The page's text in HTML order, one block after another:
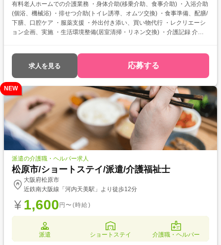
有料老人ホームでの介護業務 ・身体介助(移乗介助、食事介助) ・入浴介助
(個浴、機械浴) ・排せつ介助(トイレ誘導、オムツ交換) ・食事準備、配膳/
下膳、口腔ケア ・服薬支援 ・外出付き添い、買い物代行 ・レクリエーシ
ョン企画、実施 ・生活環境整備(居室清掃・リネン交換) ・介護記録 介護
経験の施設で働きたい) ・対人スキルアップ (幅広20代～60代活躍中の職
場でコミュニケーション力を磨きたい)
求人を見る 応募する
NEW
派遣の介護職・ヘルパー求人
松原市/ショートステイ/派遣/介護福祉士
大阪府松原市
近鉄南大阪線「河内天美駅」より徒歩12分
1,600 円〜(時給)
派遣 ショートステイ 介護職・ヘルパー